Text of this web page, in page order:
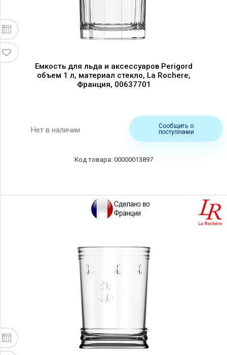
Емкость для льда и аксессуаров Perigord
объем 1 л, материал стекло, La Rochere,
Франция, 00637701
Нет в наличии
Сообщить о
поступлении
00000013897